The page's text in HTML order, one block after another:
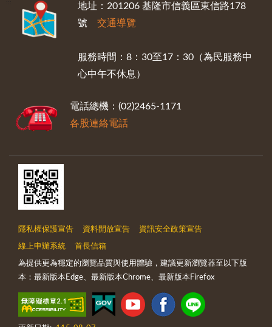
地址：201206 基隆市信義區東信路178
號 交通導覽
服務時間：8：30至17：30（為民服務中
心中午不休息）
電話總機：(02)2465-1171
各股連絡電話
隱私權保護宣告 資料開放宣告 資訊安全政策宣告
線上申辦系統 首長信箱
為提供更為穩定的瀏覽品質與使用體驗，建議更新瀏覽器至以下版
本：最新版本Edge、最新版本Chrome、最新版本Firefox